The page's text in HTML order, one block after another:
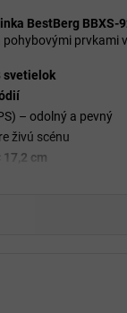
BestBerg BBXS-
pohybovými prvkami
svetielok
– odolný a pevný
živú scénu
17,2 cm